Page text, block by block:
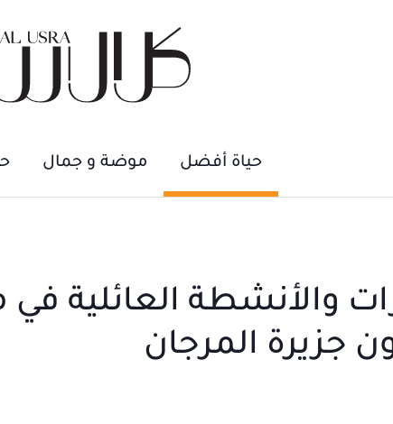
حياة أفضل موضة و جمال
والأنشطة العائلية
جزيرة المرجان